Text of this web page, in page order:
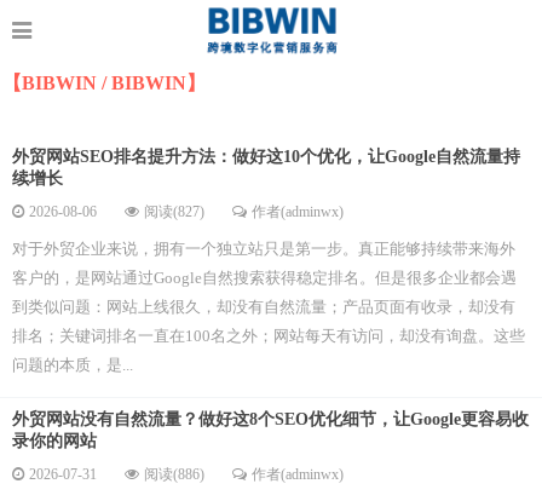
【BIBWIN / BIBWIN】
外贸网站SEO排名提升方法：做好这10个优化，让Google自然流量持
续增长
2026-08-06 阅读(827) 作者(adminwx)
对于外贸企业来说，拥有一个独立站只是第一步。真正能够持续带来海外
客户的，是网站通过Google自然搜索获得稳定排名。但是很多企业都会遇
到类似问题：网站上线很久，却没有自然流量；产品页面有收录，却没有
排名；关键词排名一直在100名之外；网站每天有访问，却没有询盘。这些
问题的本质，是...
外贸网站没有自然流量？做好这8个SEO优化细节，让Google更容易收
录你的网站
2026-07-31 阅读(886) 作者(adminwx)